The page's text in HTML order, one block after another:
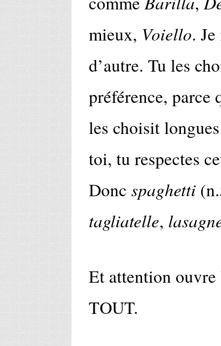
mieux, Voiello.
d’autre. Tu les
préférence, parce
les choisit
toi, tu respectes
Donc spaghetti
tagliatelle,
Et attention ouvre
TOUT.